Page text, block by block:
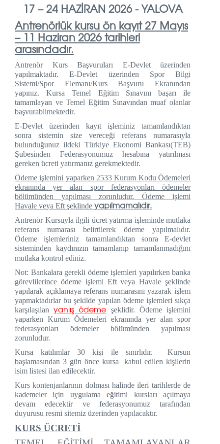
17 – 24 HAZİRAN 2026 - YALOVA
Antrenörlük kursu ön kayıt 27 Mayıs
– 11 Haziran 2026 tarihleri
arasındadır.
Antrenör Kurs Başvuruları E-Devlet üzerinden
yapılmaktadır. E-Devlet üzerinden Spor Bilgi
Sistemi/Spor Elemanı/Kurs Başvuru Ekranından
yapınız. Kursa Temel Eğitim Sınavını başarı ile
tamamlayan ve Temel Eğitim Sınavından muaf olanlar
başvurabilmektedir.
E-Devlet üzerinden kayıt işleminiz tamamlandıktan
sonra sistemin size vereceği referans numarasıyla
bulunduğunuz ildeki Türkiye Ekonomi Bankası(TEB)
Şubesinden Federasyonumuz hesabına yatırılması
gereken ücreti yatırmanız gerekmektedir.
Ödeme işlemini yaparken 2533 Kurum Kodu Ödemeleri
ekranında yer alan spor federasyonları ödemeler
bölümünden yapılması zorunludur. Ödeme işlemi
Havale veya Eft şeklinde yapılmamalıdır.
Antrenör Kursuyla ilgili ücret yatırma işleminde mutlaka
referans numarası belirtilerek ödeme yapılmalıdır.
Ödeme işlemleriniz tamamlandıktan sonra E-devlet
sisteminden kaydınızın tamamlanıp tamamlanmadığını
mutlaka kontrol ediniz.
Not: Bankalara gerekli ödeme işlemleri yapılırken banka
görevlilerince ödeme işlemi Eft veya Havale şeklinde
yapılarak açıklamaya referans numarasını yazarak işlem
yapmaktadırlar bu şekilde yapılan ödeme işlemleri sıkça
karşılaşılanyanlış ödeme şeklidir. Ödeme işlemini
yaparken Kurum Ödemeleri ekranında yer alan spor
federasyonları ödemeler bölümünden yapılması
zorunludur.
Kursa katılımlar 30 kişi ile sınırlıdır. Kursun
başlamasından 3 gün önce kursa kabul edilen kişilerin
isim listesi ilan edilecektir.
Kurs kontenjanlarının dolması halinde ileri tarihlerde de
kademeler için uygulama eğitimi kursları açılmaya
devam edecektir ve federasyonumuz tarafından
duyurusu resmi sitemiz üzerinden yapılacaktır.
KURS ÜCRETİ